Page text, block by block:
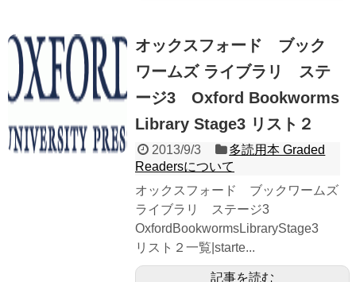
オックスフォード ブック
ワームズ ライブラリ ステ
ージ3 Oxford Bookworms
Library Stage3 リスト２
2013/9/3
多読用本 Graded
Readersについて
オックスフォード ブックワームズ
ライブラリ ステージ3
OxfordBookwormsLibraryStage3
リスト２一覧|starte...
記事を読む